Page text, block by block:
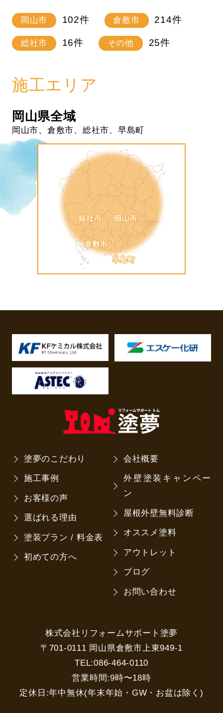
岡山市 102件 倉敷市 214件
総社市 16件 その他 25件
施工エリア
岡山県全域
岡山市、倉敷市、総社市、早島町
塗夢のこだわり
施工事例
お客様の声
選ばれる理由
塗装プラン / 料金表
初めての方へ
会社概要
外壁塗装キャンペー
ン
屋根外壁無料診断
オススメ塗料
アウトレット
ブログ
お問い合わせ
株式会社リフォームサポート塗夢
〒701-0111 岡山県倉敷市上東949-1
TEL:086-464-0110
営業時間:9時〜18時
定休日:年中無休(年末年始・GW・お盆は除く)